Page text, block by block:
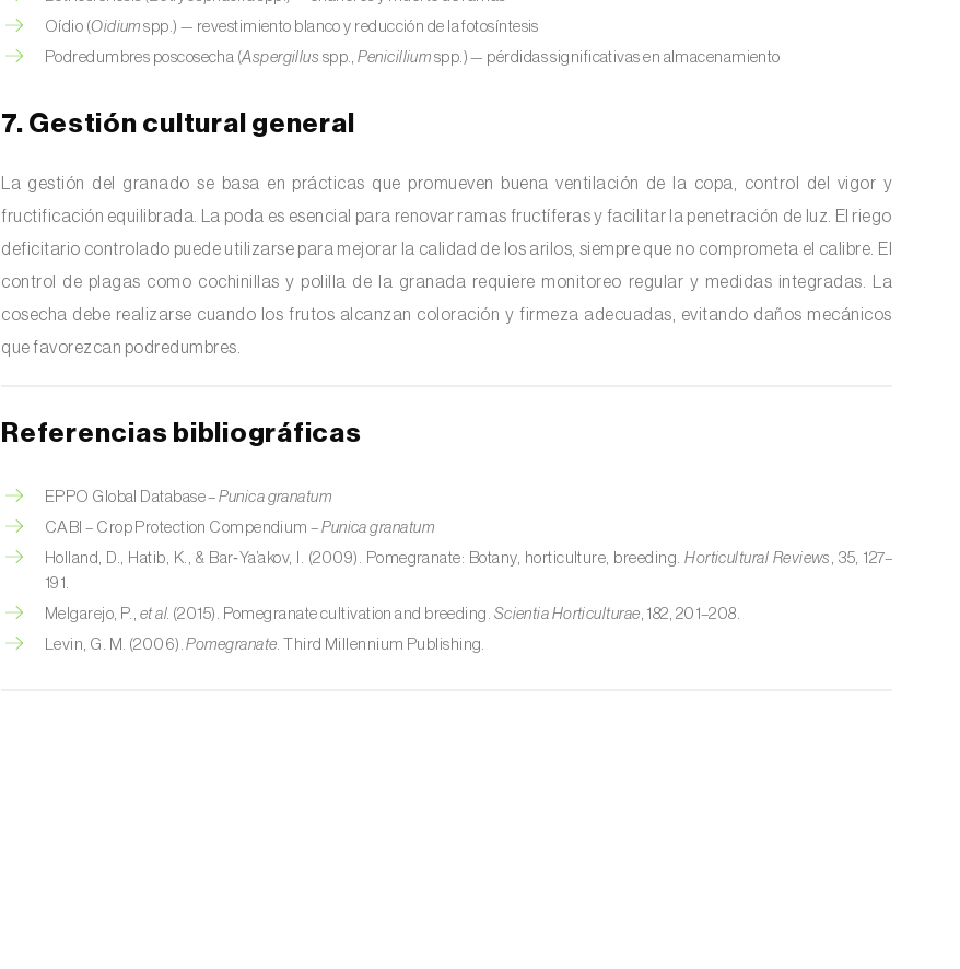
Oídio (Oidium spp.) — revestimiento blanco y reducción de la fotosíntesis
Podredumbres poscosecha (Aspergillus spp.,Penicillium spp.) — pérdidas significativas en almacenamiento
7. Gestión cultural general
La gestión del granado se basa en prácticas que promueven buena ventilación de la copa, control del vigor y
fructificación equilibrada. La poda es esencial para renovar ramas fructíferas y facilitar la penetración de luz. El riego
deficitario controlado puede utilizarse para mejorar la calidad de los arilos, siempre que no comprometa el calibre. El
control de plagas como cochinillas y polilla de la granada requiere monitoreo regular y medidas integradas. La
cosecha debe realizarse cuando los frutos alcanzan coloración y firmeza adecuadas, evitando daños mecánicos
que favorezcan podredumbres.
Referencias bibliográficas
EPPO Global Database –Punica granatum
CABI – Crop Protection Compendium –Punica granatum
Holland, D., Hatib, K., & Bar‑Ya’akov, I. (2009). Pomegranate: Botany, horticulture, breeding.Horticultural Reviews , 35, 127–
191.
Melgarejo, P., et al. (2015). Pomegranate cultivation and breeding. Scientia Horticulturae, 182, 201–208.
Levin, G. M. (2006).Pomegranate. Third Millennium Publishing.